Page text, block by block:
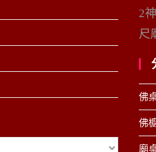
2
尺
佛
佛
廟